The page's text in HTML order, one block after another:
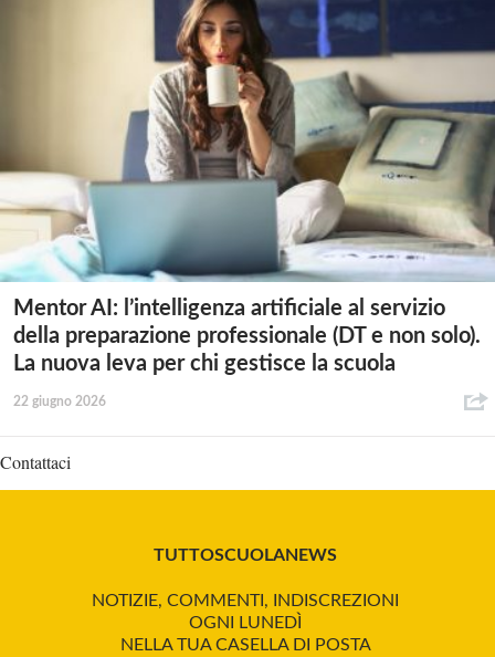
Mentor AI: l’intelligenza artificiale al servizio
della preparazione professionale (DT e non solo).
La nuova leva per chi gestisce la scuola
22 giugno 2026
Contattaci
TUTTOSCUOLANEWS
NOTIZIE, COMMENTI, INDISCREZIONI
OGNI LUNEDÌ
NELLA TUA CASELLA DI POSTA